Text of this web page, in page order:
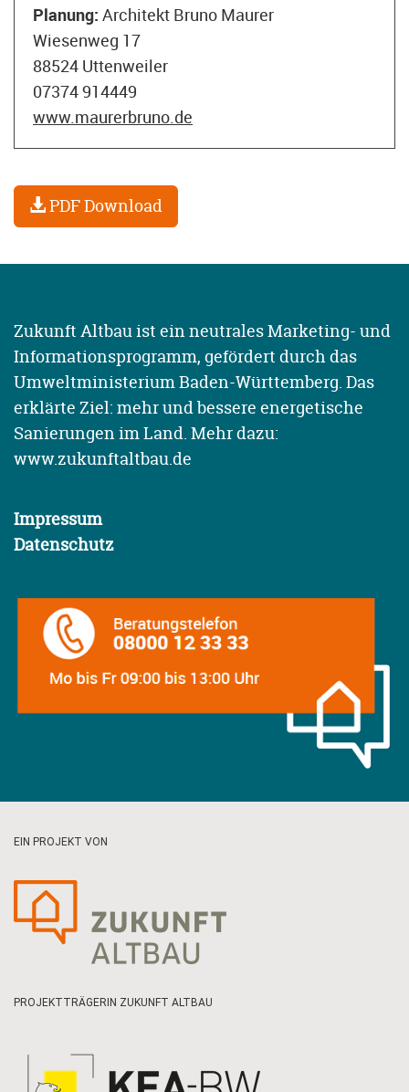
Planung: Architekt Bruno Maurer
Wiesenweg 17
88524 Uttenweiler
07374 914449
www.maurerbruno.de
PDF Download
Zukunft Altbau ist ein neutrales Marketing- und
Informationsprogramm, gefördert durch das
Umweltministerium Baden-Württemberg. Das
erklärte Ziel: mehr und bessere energetische
Sanierungen im Land. Mehr dazu:
www.zukunftaltbau.de
Impressum
Datenschutz
EIN PROJEKT VON
PROJEKTTRÄGERIN ZUKUNFT ALTBAU